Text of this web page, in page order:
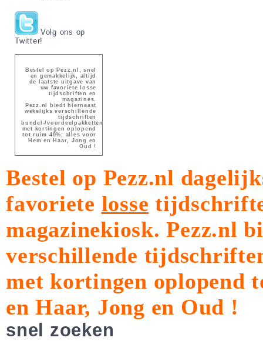
Volg ons op
Twitter!
Bestel op Pezz.nl, snel
en gemakkelijk, altijd
de laatste uitgave van
uw favoriete losse
tijdschriften en
magazines.
Pezz.nl biedt hiernaast
wekelijks verschillende
tijdschriften
bundel-/voordeelpakketten
met kortingen oplopend
tot ruim 40%; alles voor
Hem en Haar, Jong en
Oud !
Bestel op Pezz.nl
favoriete losse
magazinekiosk.Pezz.nl
verschillende
met kortingen oplopend
en Haar, Jong en Oud !
snel zoeken